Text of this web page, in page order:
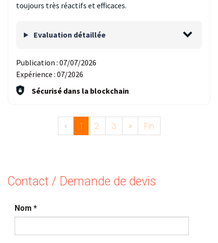
toujours très réactifs et efficaces.
Evaluation détaillée
Publication : 07/07/2026
Expérience : 07/2026
Sécurisé dans la blockchain
« 1 2 3 » Fin
Contact / Demande de devis
Nom *